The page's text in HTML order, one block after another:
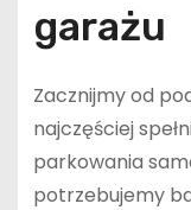
garażu
Zacznijmy od
najczęściej
parkowania
potrzebujemy